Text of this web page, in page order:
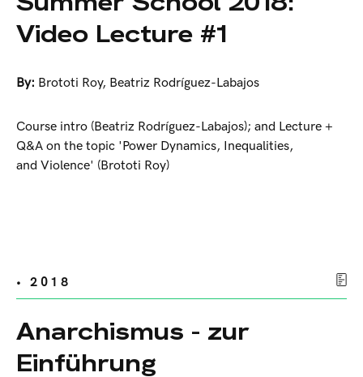
Video Lecture #1
By: Brototi Roy, Beatriz Rodríguez-Labajos
Course intro (Beatriz Rodríguez-Labajos); and Lecture +
Q&A on the topic 'Power Dynamics, Inequalities,
and Violence' (Brototi Roy)
• 2018
Anarchismus - zur
Einführung